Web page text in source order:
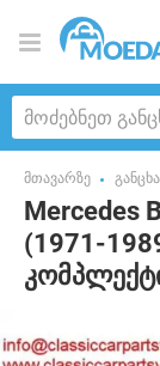
მთავარზე
Mercedes
(1971-